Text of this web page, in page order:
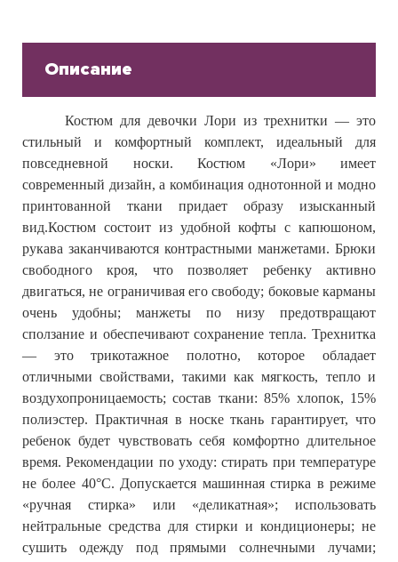
Описание
Костюм для девочки Лори из трехнитки — это
стильный и комфортный комплект, идеальный для
повседневной носки. Костюм «Лори» имеет
современный дизайн, а комбинация однотонной и модно
принтованной ткани придает образу изысканный
вид.Костюм состоит из удобной кофты с капюшоном,
рукава заканчиваются контрастными манжетами. Брюки
свободного кроя, что позволяет ребенку активно
двигаться, не ограничивая его свободу; боковые карманы
очень удобны; манжеты по низу предотвращают
сползание и обеспечивают сохранение тепла. Трехнитка
— это трикотажное полотно, которое обладает
отличными свойствами, такими как мягкость, тепло и
воздухопроницаемость; состав ткани: 85% хлопок, 15%
полиэстер. Практичная в носке ткань гарантирует, что
ребенок будет чувствовать себя комфортно длительное
время.Рекомендации по уходу: стирать при температуре
не более 40°C. Допускается машинная стирка в режиме
«ручная стирка» или «деликатная»; использовать
нейтральные средства для стирки и кондиционеры; не
сушить одежду под прямыми солнечными лучами;